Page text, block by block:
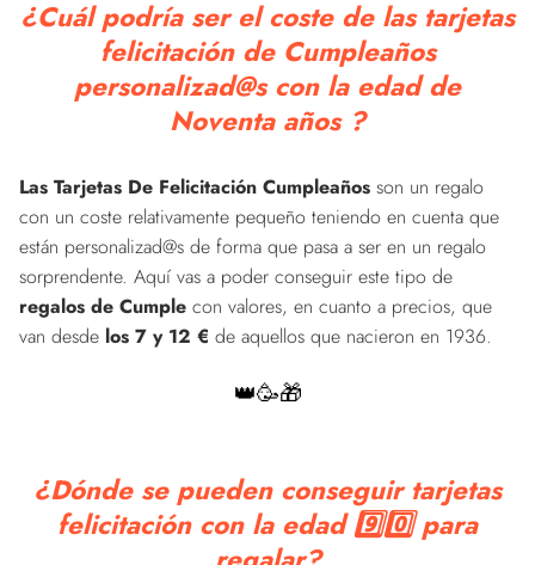
¿Cuál podría ser el coste de las tarjetas
felicitación de Cumpleaños
personalizad@s con la edad de
Noventa años ?
Las Tarjetas De Felicitación Cumpleaños son un regalo
con un coste relativamente pequeño teniendo en cuenta que
están personalizad@s de forma que pasa a ser en un regalo
sorprendente. Aquí vas a poder conseguir este tipo de
regalos de Cumple con valores, en cuanto a precios, que
van desde los 7 y 12 € de aquellos que nacieron en 1936.
👑🥳🎁
¿Dónde se pueden conseguir tarjetas
felicitación con la edad 9️⃣0️⃣ para